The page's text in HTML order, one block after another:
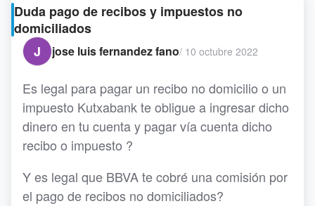
Duda pago de recibos y impuestos no
domiciliados
J
jose luis fernandez fano/ 10 octubre 2022
Es legal para pagar un recibo no domicilio o un
impuesto Kutxabank te obligue a ingresar dicho
dinero en tu cuenta y pagar vía cuenta dicho
recibo o impuesto ?
Y es legal que BBVA te cobré una comisión por
el pago de recibos no domiciliados?